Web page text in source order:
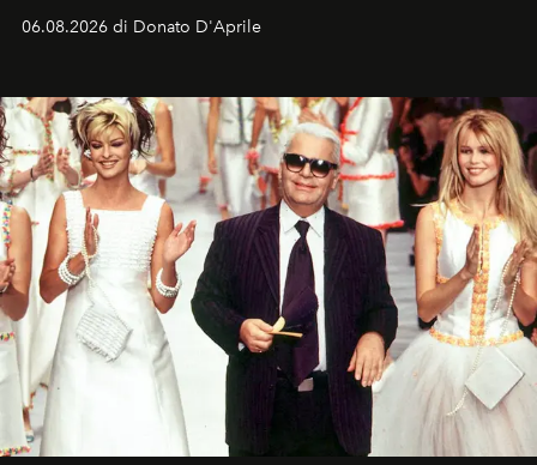
Italia la sua style evolution.
06.08.2026 di Donato D'Aprile